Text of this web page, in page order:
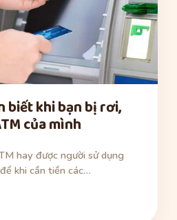
biết khi bạn bị rơi,
của mình
hay được người sử dụng
khi cần tiền các…